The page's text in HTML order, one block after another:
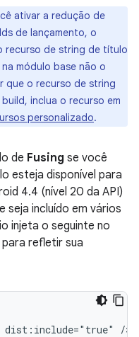
ativar a redução de
de lançamento, o
recurso de string de título
módulo base não o
que o recurso de string
inclua o recurso em
personalizado.
de Fusing se você
esteja disponível para
4.4 (nível 20 da API)
seja incluído em vários
injeta o seguinte no
refletir sua
dist:include="true"
/>